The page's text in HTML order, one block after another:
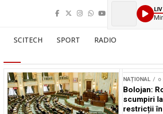
SCITECH SPORT RADIO
NAȚIONAL o
Bolojan:
scumpiri
restricții